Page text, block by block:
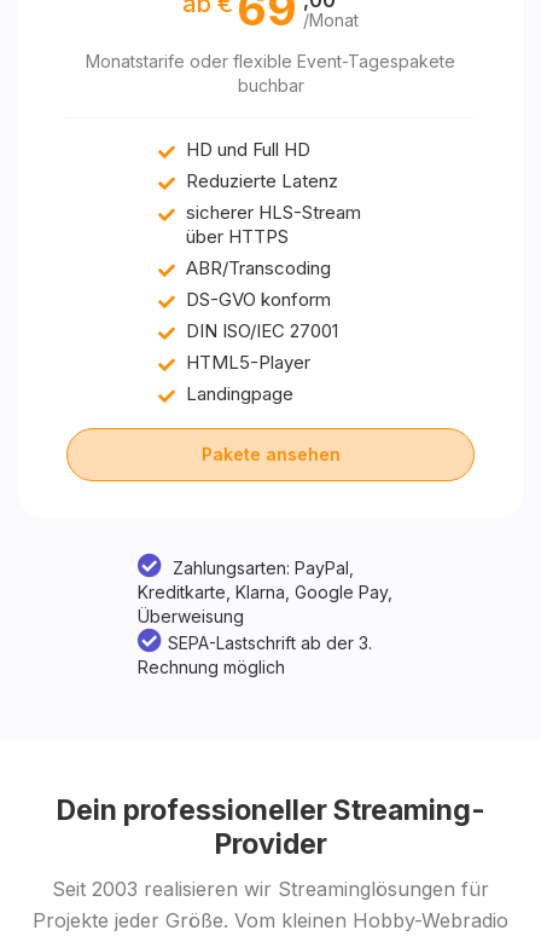
/Monat
Monatstarife oder flexible Event-Tagespakete
buchbar
HD und Full HD
Reduzierte Latenz
sicherer HLS-Stream
über HTTPS
ABR/Transcoding
DS-GVO konform
DIN ISO/IEC 27001
HTML5-Player
Landingpage
Pakete ansehen
Zahlungsarten: PayPal,
Kreditkarte, Klarna, Google Pay,
Überweisung
SEPA-Lastschrift ab der 3.
Rechnung möglich
Dein professioneller Streaming-
Provider
Seit 2003 realisieren wir Streaminglösungen für
Projekte jeder Größe. Vom kleinen Hobby-Webradio